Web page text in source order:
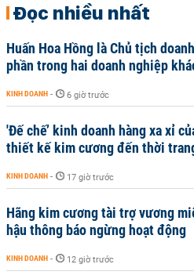
Đọc nhiều nhất
Huấn Hoa Hồng là Chủ tịch
phần trong hai doanh nghiệp
KINH DOANH - 6 giờ trước
'Đế chế’ kinh doanh hàng xa xỉ
thiết kế kim cương đến thời
KINH DOANH - 17 giờ trước
Hãng kim cương tài trợ vương
hậu thông báo ngừng hoạt động
KINH DOANH - 12 giờ trước